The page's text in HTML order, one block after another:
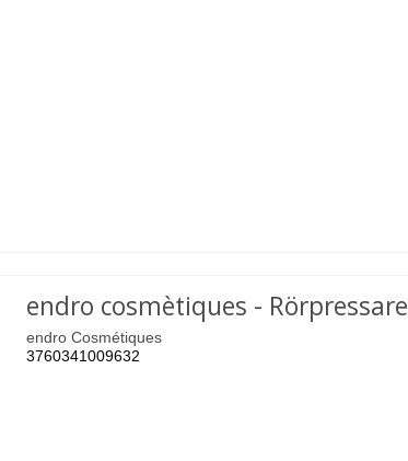
endro cosmètiques - Rörpressare
endro Cosmétiques
3760341009632